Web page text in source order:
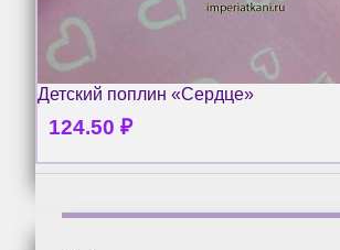
Детский поплин «Сердце»
124.50 ₽